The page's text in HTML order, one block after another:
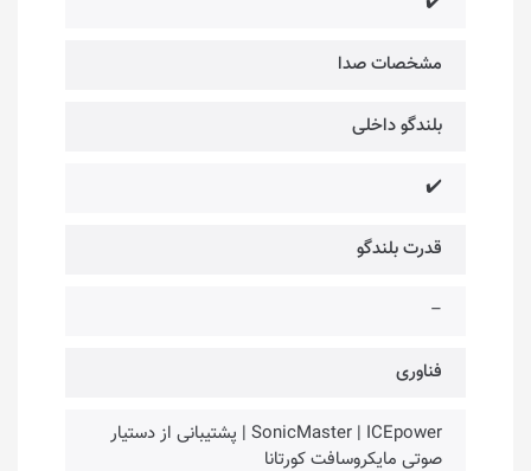
مشخصات صدا
بلندگو داخلی
✔️
قدرت بلندگو
–
فناوری‌
SonicMaster | ICEpower | پشتیبانی از دستیار
صوتی مایکروسافت کورتانا